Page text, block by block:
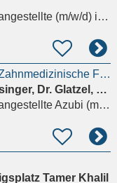
(m/w/d)in Darmstadt
Ausbildung ZFA / ZMF / Zahnmedizinische Fachangestellte (w/m/d) Zahnarzthelferin Azubi
Zahnarztpraxis Dr. Passinger, Dr. Glatzel, ZA Schäfer
Zahnmedizinische Fachangestellte Azubi (m/w/d)
Tamer Khalil